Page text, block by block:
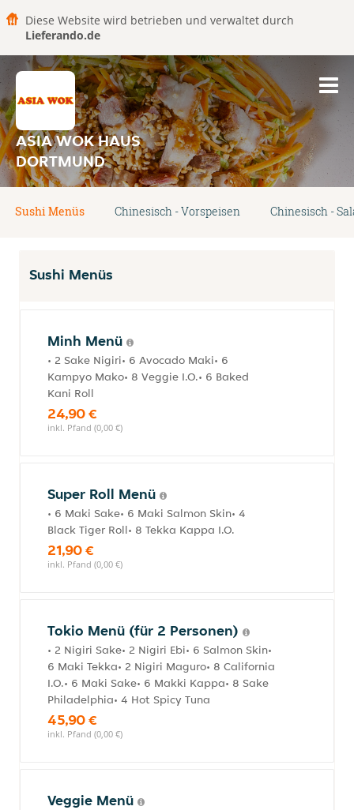
Diese Website wird betrieben und verwaltet durch
Lieferando.de
ASIA WOK HAUS
DORTMUND
Sushi Menüs Chinesisch - Vorspeisen Chinesisch -
Sushi Menüs
Minh Menü
• 2 Sake Nigiri• 6 Avocado Maki• 6
Kampyo Mako• 8 Veggie I.O.• 6 Baked
Kani Roll
24,90 €
inkl. Pfand (0,00 €)
Super Roll Menü
• 6 Maki Sake• 6 Maki Salmon Skin• 4
Black Tiger Roll• 8 Tekka Kappa I.O.
21,90 €
inkl. Pfand (0,00 €)
Tokio Menü (für 2 Personen)
• 2 Nigiri Sake• 2 Nigiri Ebi• 6 Salmon Skin•
6 Maki Tekka• 2 Nigiri Maguro• 8 California
I.O.• 6 Maki Sake• 6 Makki Kappa• 8 Sake
Philadelphia• 4 Hot Spicy Tuna
45,90 €
inkl. Pfand (0,00 €)
Veggie Menü